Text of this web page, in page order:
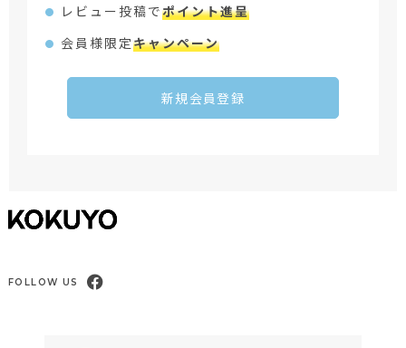
レビュー投稿でポイント進呈
会員様限定キャンペーン
新規会員登録
FOLLOW US